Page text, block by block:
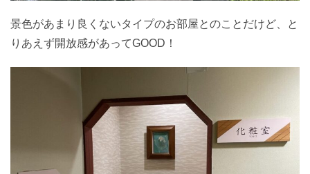
景色があまり良くないタイプのお部屋とのことだけど、と
りあえず開放感があってGOOD！